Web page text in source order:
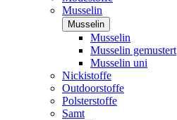
Musselin
Musselin
Musselin
Musselin gemustert
Musselin uni
Nickistoffe
Outdoorstoffe
Polsterstoffe
Samt